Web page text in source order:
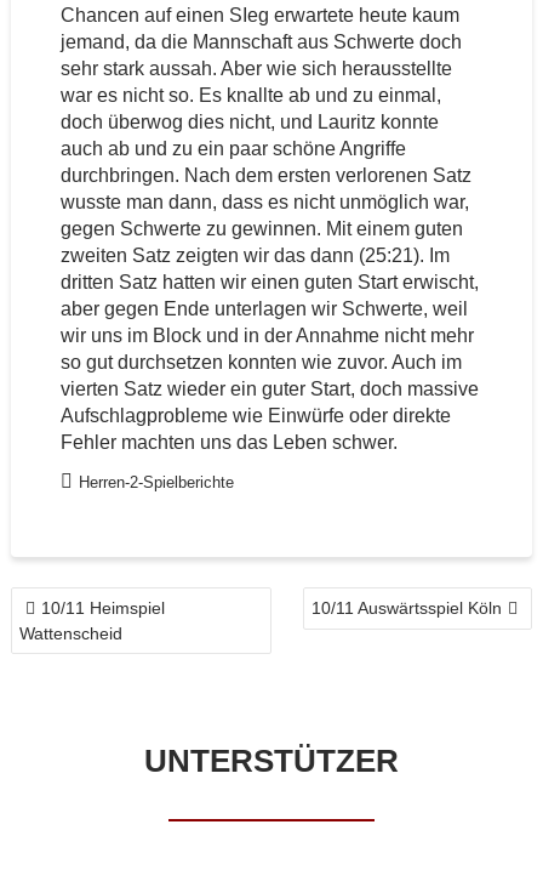
Chancen auf einen SIeg erwartete heute kaum
jemand, da die Mannschaft aus Schwerte doch
sehr stark aussah. Aber wie sich herausstellte
war es nicht so. Es knallte ab und zu einmal,
doch überwog dies nicht, und Lauritz konnte
auch ab und zu ein paar schöne Angriffe
durchbringen. Nach dem ersten verlorenen Satz
wusste man dann, dass es nicht unmöglich war,
gegen Schwerte zu gewinnen. Mit einem guten
zweiten Satz zeigten wir das dann (25:21). Im
dritten Satz hatten wir einen guten Start erwischt,
aber gegen Ende unterlagen wir Schwerte, weil
wir uns im Block und in der Annahme nicht mehr
so gut durchsetzen konnten wie zuvor. Auch im
vierten Satz wieder ein guter Start, doch massive
Aufschlagprobleme wie Einwürfe oder direkte
Fehler machten uns das Leben schwer.
Herren-2-Spielberichte
BEITRAGSNAVIGATION
10/11 Heimspiel
Wattenscheid
10/11 Auswärtsspiel Köln
UNTERSTÜTZER